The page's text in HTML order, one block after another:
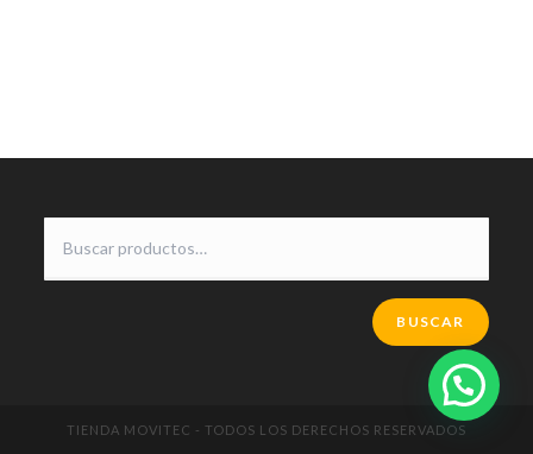
BUSCAR
TIENDA MOVITEC - TODOS LOS DERECHOS RESERVADOS